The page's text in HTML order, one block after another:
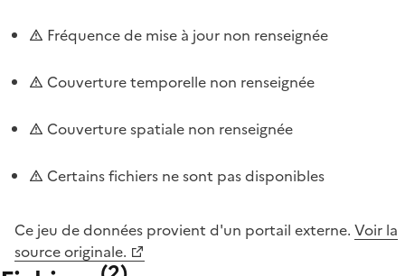
Fréquence de mise à jour non renseignée
Couverture temporelle non renseignée
Couverture spatiale non renseignée
Certains fichiers ne sont pas disponibles
Ce jeu de données provient d'un portail externe. Voir la
source originale.